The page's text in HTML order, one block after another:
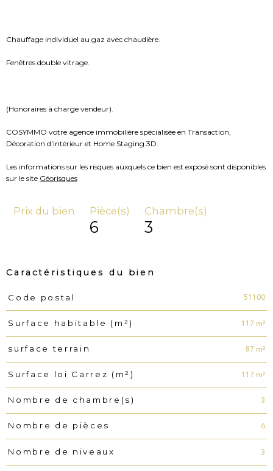
Chauffage individuel au gaz avec chaudière.
Fenêtres double vitrage.
(Honoraires à charge vendeur).
COSYMMO votre agence immobilière spécialisée en Transaction,
Décoration d'intérieur et Home Staging 3D.
Les informations sur les risques auxquels ce bien est exposé sont disponibles
sur le site Géorisques
Prix du bien Pièce(s)
6
Chambre(s)
3
Caractéristiques du bien
Caractéristiques Valeurs
Code postal 51100
Surface habitable (m²) 117 m²
surface terrain 87 m²
Surface loi Carrez (m²) 117 m²
Nombre de chambre(s) 3
Nombre de pièces 6
Nombre de niveaux 3